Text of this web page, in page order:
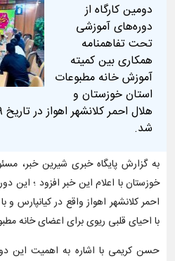
دومین کارگاه از
دوره‌های آموزشی
تحت تفاهمنامه
همکاری بین کمیته
آموزش خانه مطبوعات
استان خوزستان و
شد.
به گزارش پایگاه خبری شیرین خبر،
خوزستان با اعلام این خبر افزود ؛
احمر کلانشهر اهواز واقع در کیانپارس
با احیای قلبی ریوی برای اعضای خانه
حسن کریمی با اشاره به اهمیت این